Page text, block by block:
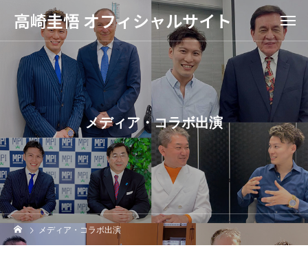
高崎圭悟 オフィシャルサイト
メディア・コラボ出演
メディア・コラボ出演